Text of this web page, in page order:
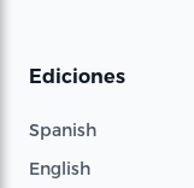
Ediciones
Spanish
English